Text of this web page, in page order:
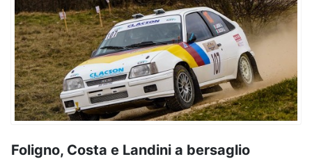
Foligno, Costa e Landini a bersaglio